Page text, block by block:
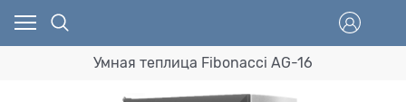
Умная теплица Fibonacci AG-16